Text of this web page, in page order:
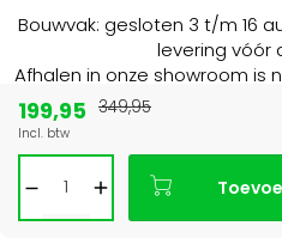
Bouwvak: gesloten 3 t/m 16
levering vóór
Afhalen in onze showroom is
199,95
Incl. btw
349,95